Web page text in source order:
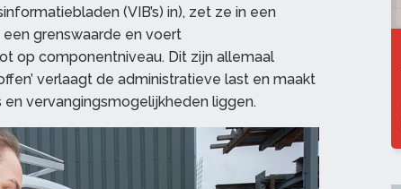
(VIB’s) in), zet ze in een
grenswaarde en voert
op componentniveau. Dit zijn allemaal
verlaagt de administratieve last en maakt
en vervangingsmogelijkheden liggen.